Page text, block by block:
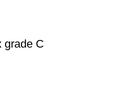
grade C